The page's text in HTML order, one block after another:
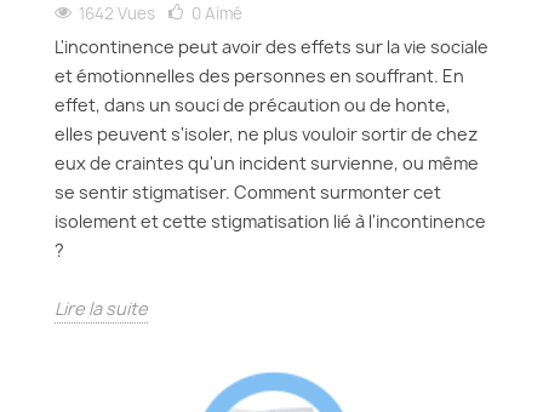
1642 Vues 0 Aimé
L'incontinence peut avoir des effets sur la vie sociale
et émotionnelles des personnes en souffrant. En
effet, dans un souci de précaution ou de honte,
elles peuvent s'isoler, ne plus vouloir sortir de chez
eux de craintes qu'un incident survienne, ou même
se sentir stigmatiser. Comment surmonter cet
isolement et cette stigmatisation lié à l'incontinence
?
Lire la suite